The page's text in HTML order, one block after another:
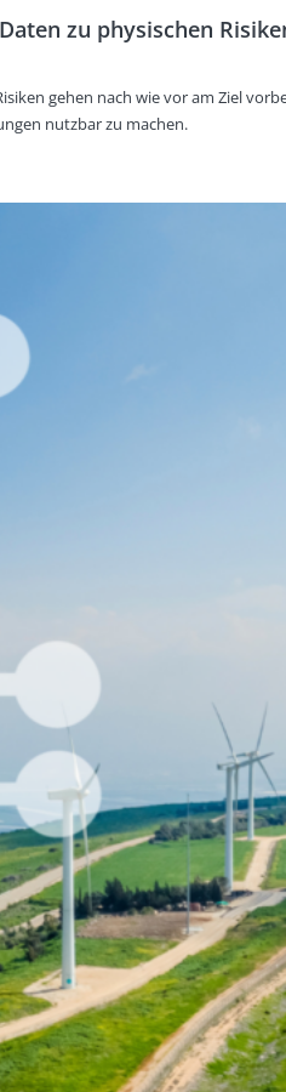
zu physischen
gehen nach wie vor am Ziel
nutzbar zu machen.